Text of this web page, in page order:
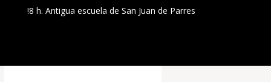
!8 h. Antigua escuela de San Juan de Parres